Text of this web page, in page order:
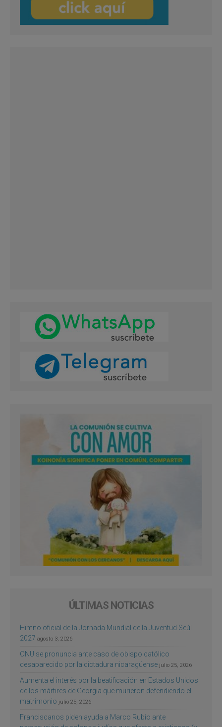
ÚLTIMAS NOTICIAS
Himno oficial de la Jornada Mundial de la Juventud Seúl
2027 agosto 3, 2026
ONU se pronuncia ante caso de obispo católico
desaparecido por la dictadura nicaragüense julio 25, 2026
Aumenta el interés por la beatificación en Estados Unidos
de los mártires de Georgia que murieron defendiendo el
matrimonio julio 25, 2026
Franciscanos piden ayuda a Marco Rubio ante